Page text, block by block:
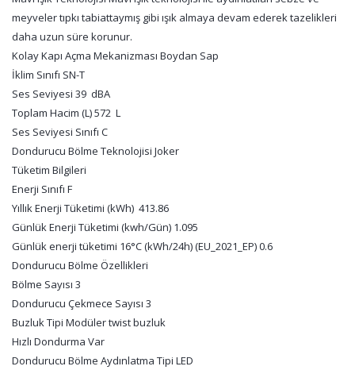
meyveler tıpkı tabiattaymış gibi ışık almaya devam ederek tazelikleri
daha uzun süre korunur.
Kolay Kapı Açma Mekanizması Boydan Sap
İklim Sınıfı SN-T
Ses Seviyesi 39 dBA
Toplam Hacim (L) 572 L
Ses Seviyesi Sınıfı C
Dondurucu Bölme Teknolojisi Joker
Tüketim Bilgileri
Enerji Sınıfı F
Yıllık Enerji Tüketimi (kWh) 413.86
Günlük Enerji Tüketimi (kwh/Gün) 1.095
Günlük enerji tüketimi 16°C (kWh/24h) (EU_2021_EP) 0.6
Dondurucu Bölme Özellikleri
Bölme Sayısı 3
Dondurucu Çekmece Sayısı 3
Buzluk Tipi Modüler twist buzluk
Hızlı Dondurma Var
Dondurucu Bölme Aydınlatma Tipi LED